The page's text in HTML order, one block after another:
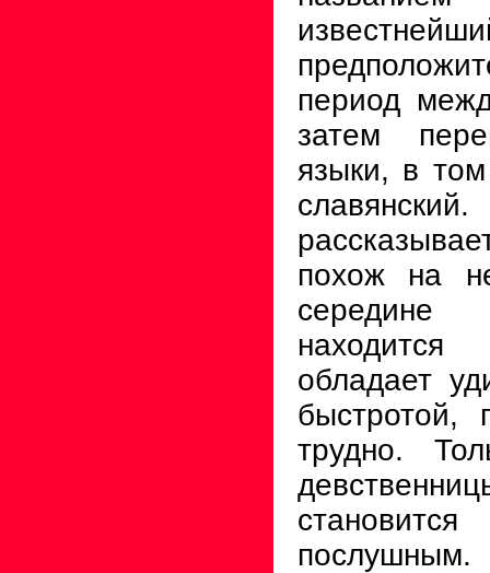
период
затем
языки, в
похож на
обладает
быстротой,
трудно.
послушным.